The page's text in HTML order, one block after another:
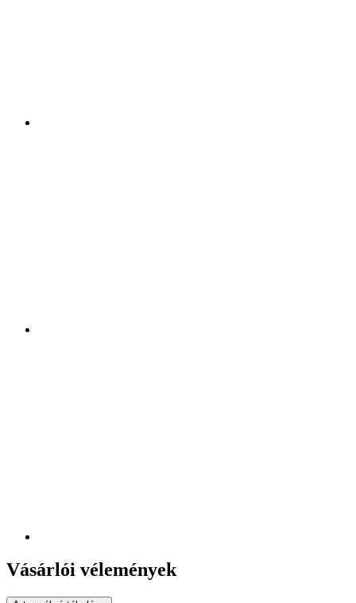
Vásárlói vélemények